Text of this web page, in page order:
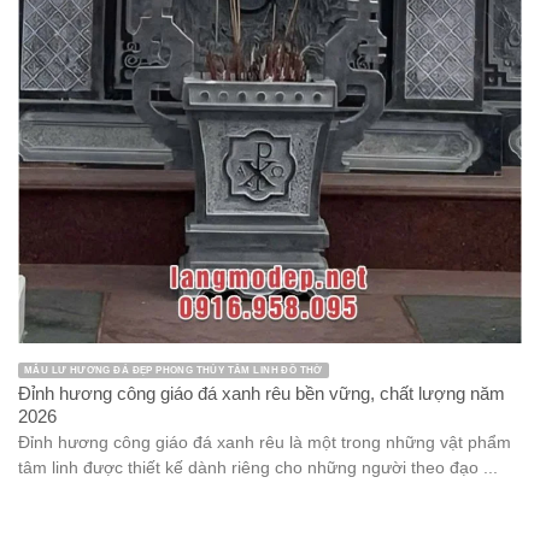
MẪU LƯ HƯƠNG ĐÁ ĐẸP PHONG THỦY TÂM LINH ĐỒ THỜ
Đỉnh hương công giáo đá xanh rêu bền vững, chất lượng năm
2026
Đỉnh hương công giáo đá xanh rêu là một trong những vật phẩm
tâm linh được thiết kế dành riêng cho những người theo đạo ...